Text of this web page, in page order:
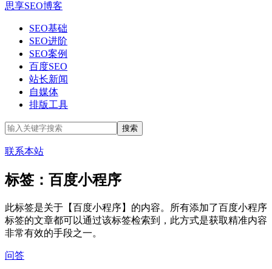
思享SEO博客
SEO基础
SEO进阶
SEO案例
百度SEO
站长新闻
自媒体
排版工具
联系本站
标签：百度小程序
此标签是关于【百度小程序】的内容。所有添加了百度小程序
标签的文章都可以通过该标签检索到，此方式是获取精准内容
非常有效的手段之一。
问答